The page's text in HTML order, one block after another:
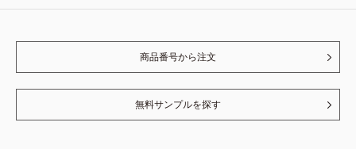
商品番号から注文
無料サンプルを探す